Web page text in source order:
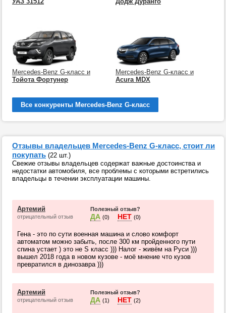
Mercedes-Benz G-класс и
Тойота Фортунер
Mercedes-Benz G-класс и
Acura MDX
Все конкуренты Mercedes-Benz G-класс
Отзывы владельцев Mercedes-Benz G-класс, стоит ли
покупать (22 шт.)
Свежие отзывы владельцев содержат важные достоинства и
недостатки автомобиля, все проблемы с которыми встретились
владельцы в течении эксплуатации машины.
Артемий
отрицательный отзыв
Полезный отзыв?
ДА (0) НЕТ (0)
Гена - это по сути военная машина и слово комфорт
автоматом можно забыть, после 300 км пройденного пути
спина устает ) это не S класс ))) Налог - живём на Руси )))
вышел 2018 года в новом кузове - моё мнение что кузов
превратился в динозавра )))
Артемий
отрицательный отзыв
Полезный отзыв?
ДА (1) НЕТ (2)